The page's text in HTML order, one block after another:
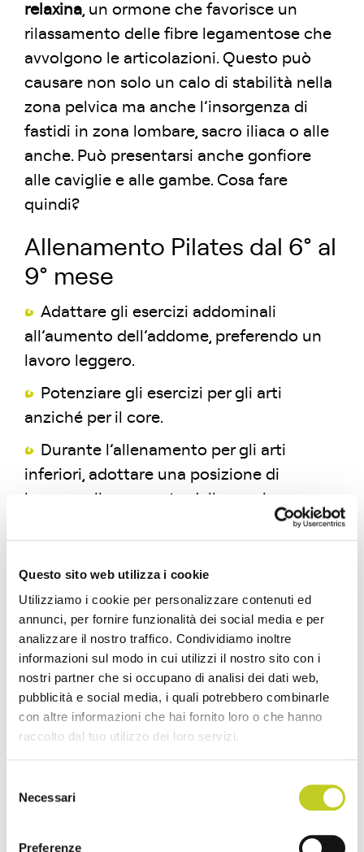
Questo sito web utilizza i cookie
Utilizziamo i cookie per personalizzare contenuti ed
annunci, per fornire funzionalità dei social media e per
analizzare il nostro traffico. Condividiamo inoltre
informazioni sul modo in cui utilizzi il nostro sito con i
nostri partner che si occupano di analisi dei dati web,
pubblicità e social media, i quali potrebbero combinarle
con altre informazioni che hai fornito loro o che hanno
raccolto dal tuo utilizzo dei loro servizi.
delNecessari
Preferenze
relaxina , un ormone che favorisce un
rilassamento delle fibre legamentose che
avvolgono le articolazioni. Questo può
causare non solo un calo di stabilità nella
zona pelvica ma anche l’insorgenza di
fastidi in zona lombare, sacro iliaca o alle
anche. Può presentarsi anche gonfiore
alle caviglie e alle gambe. Cosa fare
quindi?
Allenamento Pilates dal 6° al
9° mese
Adattare gli esercizi addominali
all’aumento dell’addome, preferendo un
lavoro leggero.
Potenziare gli esercizi per gli arti
anziché per il core.
Durante l’allenamento per gli arti
inferiori, adottare una posizione di
leggero allargamento delle gambe.
Inserire un maggior numero di esercizi
abduttori dell’anca.
Per quanto riguarda gli adduttori, non
forzare sulla sinfisi pubica, preferendo
esercizi in isometria o a gambe unite.
Meglio evitare invece il Magic Circle e gli
esercizi in piedi sul Reformer.
Concentrarsi sul rinforzo di: glutei,
In caso di gambe o caviglie gonfie, far
possibile.